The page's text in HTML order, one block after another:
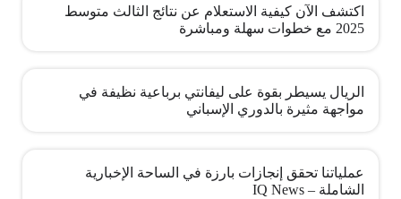
اكتشف الآن كيفية الاستعلام عن نتائج الثالث متوسط
2025 مع خطوات سهلة ومباشرة
الريال يسيطر بقوة على ليفانتي برباعية نظيفة في
مواجهة مثيرة بالدوري الإسباني
عملياتنا تحقق إنجازات بارزة في الساحة الإخبارية
الشاملة – IQ News